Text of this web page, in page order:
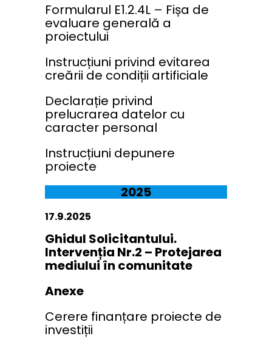
Formularul E1.2.4L – Fișa de
evaluare generală a
proiectului
Instrucțiuni privind evitarea
creării de condiții artificiale
Declarație privind
prelucrarea datelor cu
caracter personal
Instrucțiuni depunere
proiecte
2025
17.9.2025
Ghidul Solicitantului.
Intervenția Nr.2 – Protejarea
mediului în comunitate
Anexe
Cerere finanțare proiecte de
investiții